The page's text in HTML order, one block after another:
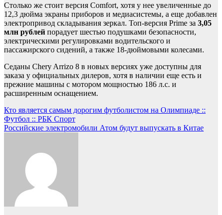
Столько же стоит версия Comfort, хотя у нее увеличенные до
12,3 дюйма экраны приборов и медиасистемы, а еще добавлен
электропривод складывания зеркал. Топ-версия Prime за 3,05
млн рублей порадует шестью подушками безопасности,
электрическими регулировками водительского и
пассажирского сидений, а также 18-дюймовыми колесами.
Седаны Chery Arrizo 8 в новых версиях уже доступны для
заказа у официальных дилеров, хотя в наличии еще есть и
прежние машины с мотором мощностью 186 л.с. и
расширенным оснащением.
Навигация
по
Кто является самым дорогим футболистом на Олимпиаде ::
Футбол :: РБК Спорт
Российские электромобили Атом будут выпускать в Китае